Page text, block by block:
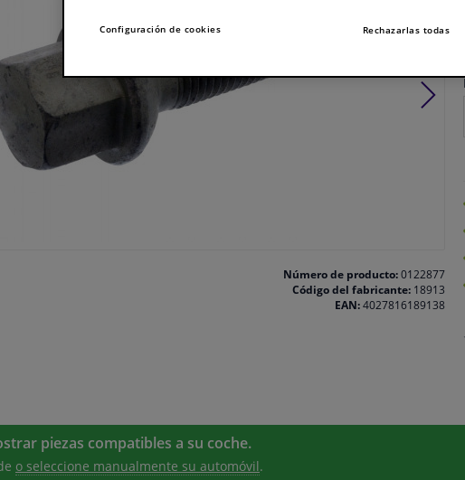
Número de producto:0122877
Código del fabricante:18913
EAN:4027816189138
piezas compatibles a su coche.
o seleccione manualmente su automóvil.
Configuración de cookies Rechazarlas todas